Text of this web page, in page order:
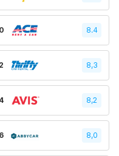
8.4
8,3
8,2
8,0